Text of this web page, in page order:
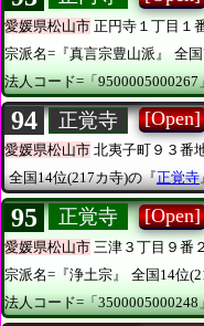
愛媛県松山市 正円寺１丁目１
宗派名=『真言宗豊山派』
全
法人コード=「9500005000267
94 正覚寺 [Open]
愛媛県松山市 北夷子町９３番
全国14位(217カ寺)の『正覚寺
95 正覚寺 [Open]
愛媛県松山市 三津３丁目９番
宗派名=『浄土宗』
全国14位
法人コード=「3500005000248